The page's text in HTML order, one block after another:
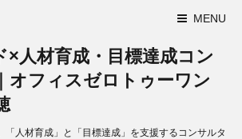
MENU
×人材育成・目標達成コン
オフィスゼロトゥーワン
「人材育成」と「目標達成」を支援するコンサルタ